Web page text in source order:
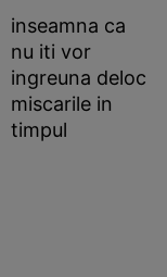
inseamna ca
nu iti vor
ingreuna deloc
miscarile in
timpul